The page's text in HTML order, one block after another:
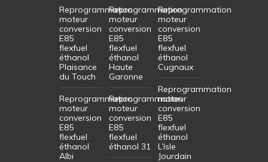
Reprogrammation
moteur
conversion
E85
flexfuel
éthanol
Plaisance
du Touch
Reprogrammation
moteur
conversion
E85
flexfuel
éthanol
Albi
Reprogrammation
moteur
conversion
E85
flexfuel
éthanol
Haute
Garonne
Reprogrammation
moteur
conversion
E85
flexfuel
éthanol 31
Reprogrammation
moteur
conversion
E85
flexfuel
éthanol
Cugnaux
Reprogrammation
moteur
conversion
E85
flexfuel
éthanol
L’Isle
Jourdain